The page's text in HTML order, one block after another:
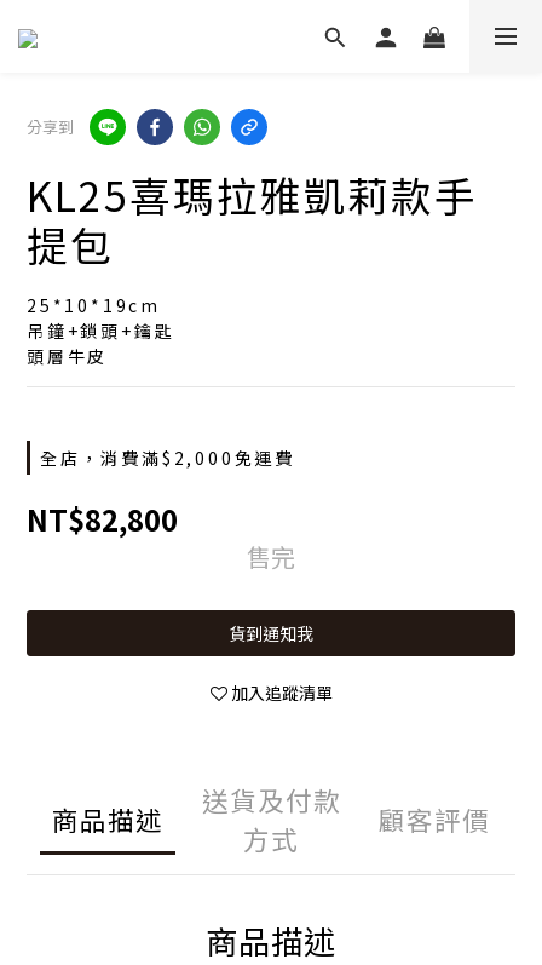
分享到
KL25喜瑪拉雅凱莉款手
提包
25*10*19cm
吊鐘+鎖頭+鑰匙
頭層牛皮
全店，消費滿$2,000免運費
NT$82,800
售完
貨到通知我
加入追蹤清單
商品描述
送貨及付款
方式
顧客評價
商品描述